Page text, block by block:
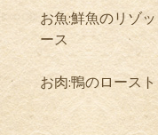
お魚:鮮魚のリゾ
ース
お肉:鴨のロース